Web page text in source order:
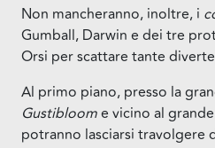
Non mancheranno, inoltre, i
Gumball, Darwin e dei tre
Orsi per scattare tante
Al primo piano, presso la
Gustibloome vicino al
potranno lasciarsi travolgere